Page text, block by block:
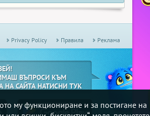
му функциониране и за постигане на
Privacy Policy Правила Реклама
ВЪПРОСИ КЪМ
НА САЙТА НАТИСНИ ТУК